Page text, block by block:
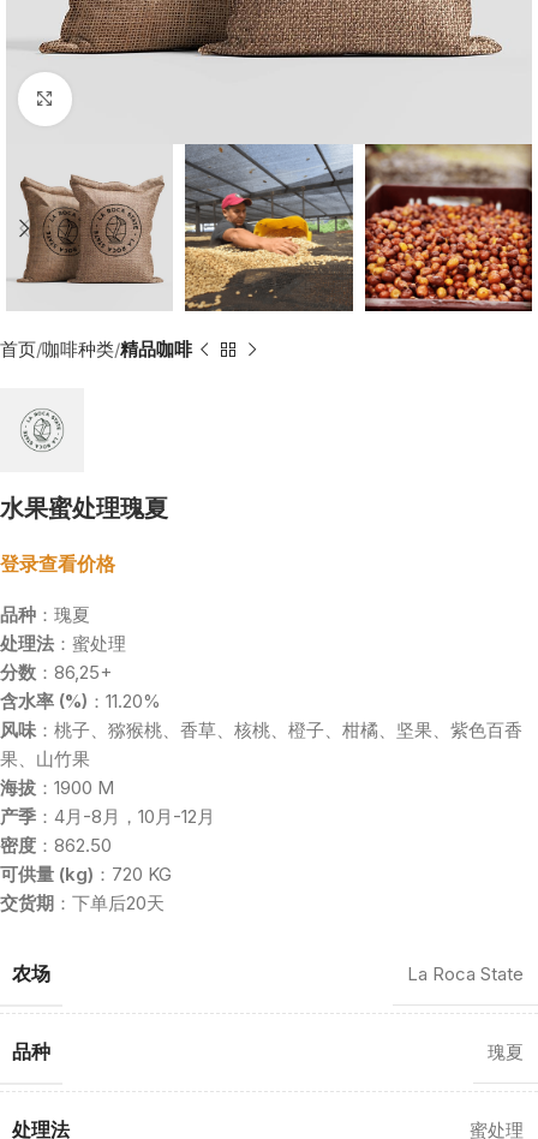
Click to enlarge
首页 咖啡种类 精品咖啡
水果蜜处理瑰夏
登录查看价格
品种 ：瑰夏
处理法 ：蜜处理
分数 ：86,25+
含水率 (%) ：11.20%
风味 ：桃子、猕猴桃、香草、核桃、橙子、柑橘、坚果、紫色百香
果、山竹果
海拔 ：1900 M
产季 ：4月-8月，10月-12月
密度 ：862.50
可供量 (kg) ：720 KG
交货期 ：下单后20天
农场 La Roca State
品种 瑰夏
处理法 蜜处理